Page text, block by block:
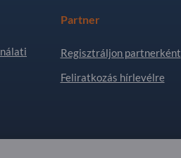
Partner
Regisztráljon partnerként
Feliratkozás hírlevélre